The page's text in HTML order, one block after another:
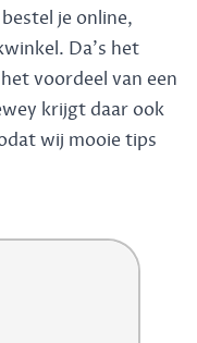
je online,
Da's het
voordeel van een
krijgt daar ook
wij mooie tips